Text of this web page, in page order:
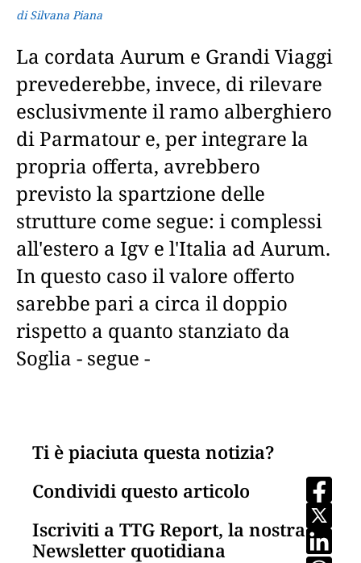
di Silvana Piana
La cordata Aurum e Grandi Viaggi
prevederebbe, invece, di rilevare
esclusivmente il ramo alberghiero
di Parmatour e, per integrare la
propria offerta, avrebbero
previsto la spartzione delle
strutture come segue: i complessi
all'estero a Igv e l'Italia ad Aurum.
In questo caso il valore offerto
sarebbe pari a circa il doppio
rispetto a quanto stanziato da
Soglia - segue -
Ti è piaciuta questa notizia?
Condividi questo articolo
Iscriviti a TTG Report, la nostra
Newsletter quotidiana